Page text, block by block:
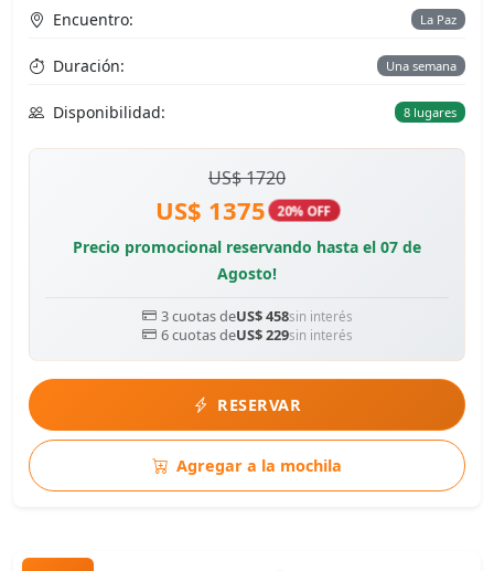
Encuentro: La Paz
Duración: Una semana
Disponibilidad: 8 lugares
US$ 1720
US$ 1375 20% OFF
Precio promocional reservando hasta el 07 de
Agosto!
3 cuotas deUS$ 458sin interés
6 cuotas deUS$ 229sin interés
RESERVAR
Agregar a la mochila